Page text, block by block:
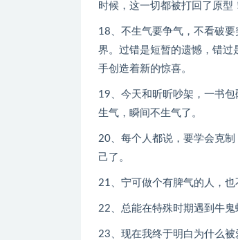
时候，这一切都被打回了原型
18、不生气要争气，不看破
界。过错是短暂的遗憾，错过
手创造着新的惊喜。
19、今天和昕昕吵架，一书
生气，瞬间不生气了。
20、每个人都说，要学会克
己了。
21、宁可做个有脾气的人，也
22、总能在特殊时期遇到牛鬼
23、现在我终于明白为什么